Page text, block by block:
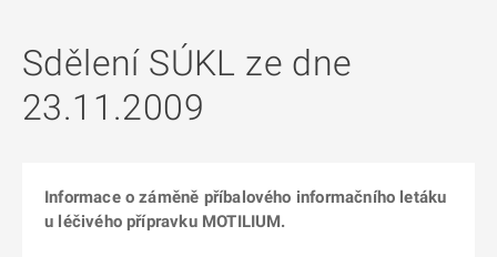
Sdělení SÚKL ze dne
23.11.2009
Informace o záměně příbalového informačního letáku
u léčivého přípravku MOTILIUM.